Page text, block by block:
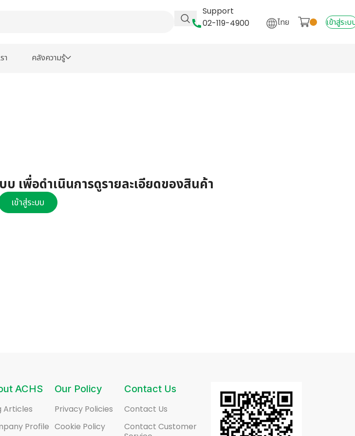
Support
02-119-4900
ไทย เข้าสู่ระบ
า คลังความรู้
เพื่อดำเนินการดูรายละเอียดของสินค้า
เข้าสู่ระบบ
ACHS
Articles
Profile
Our Policy
Privacy Policies
Cookie Policy
Contact Us
Contact Us
Contact Customer